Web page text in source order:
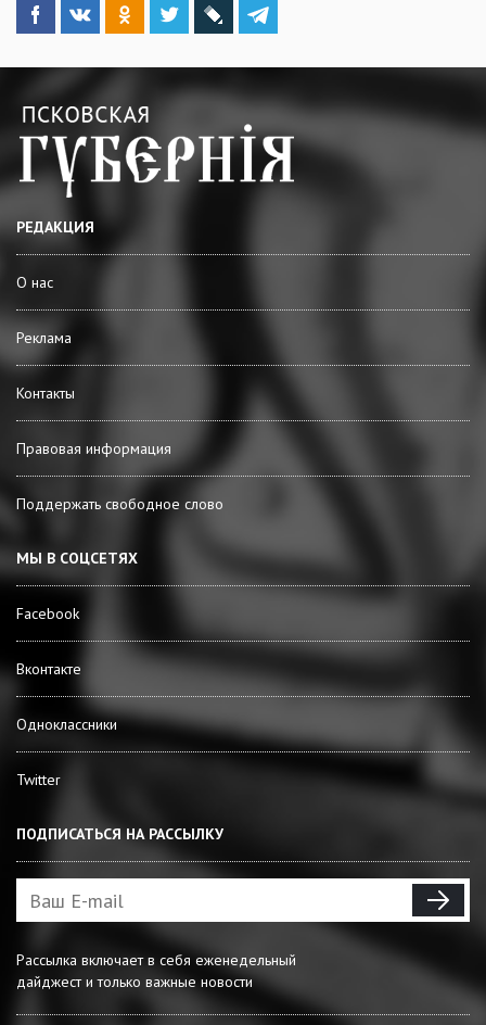
РЕДАКЦИЯ
О нас
Реклама
Контакты
Правовая информация
Поддержать свободное слово
МЫ В СОЦСЕТЯХ
Facebook
Вконтакте
Одноклассники
Twitter
ПОДПИСАТЬСЯ НА РАССЫЛКУ
Рассылка включает в себя еженедельный
дайджест и только важные новости